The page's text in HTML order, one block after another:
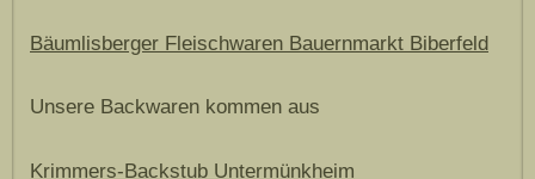
Bäumlisberger Fleischwaren Bauernmarkt Biberfeld
Unsere Backwaren kommen aus
Krimmers-Backstub Untermünkheim